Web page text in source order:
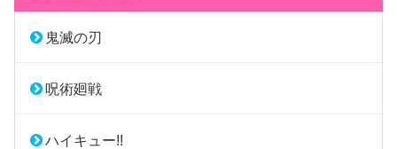
鬼滅の刃
呪術廻戦
ハイキュー!!